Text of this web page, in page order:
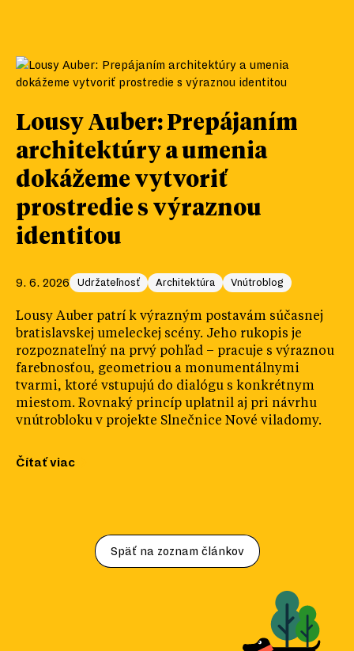
Lousy Auber: Prepájaním
architektúry a umenia
dokážeme vytvoriť
prostredie s výraznou
identitou
9. 6. 2026 Udržateľnosť Architektúra Vnútroblog
Lousy Auber patrí k výrazným postavám súčasnej
bratislavskej umeleckej scény. Jeho rukopis je
rozpoznateľný na prvý pohľad – pracuje s výraznou
farebnosťou, geometriou a monumentálnymi
tvarmi, ktoré vstupujú do dialógu s konkrétnym
miestom. Rovnaký princíp uplatnil aj pri návrhu
vnútrobloku v projekte Slnečnice Nové viladomy.
Čítať viac
Späť na zoznam článkov